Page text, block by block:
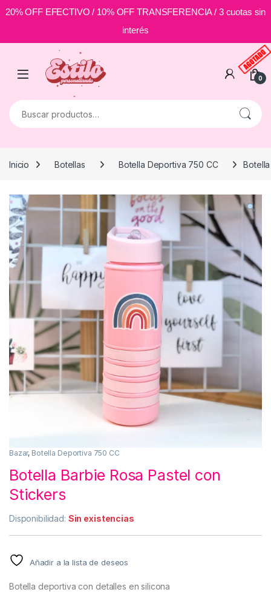
20% OFF EFECTIVO / 10% OFF TRANSFERENCIA / 3 cuotas sin
interés
Skip to navigation
0
Buscar por:
Inicio Botellas Botella Deportiva 750 CC
Bazar, Botella Deportiva 750 CC
Botella Barbie Rosa Pastel con
Stickers
Disponibilidad: Sin existencias
Añadir a la lista de deseos
Botella deportiva con detalles en silicona